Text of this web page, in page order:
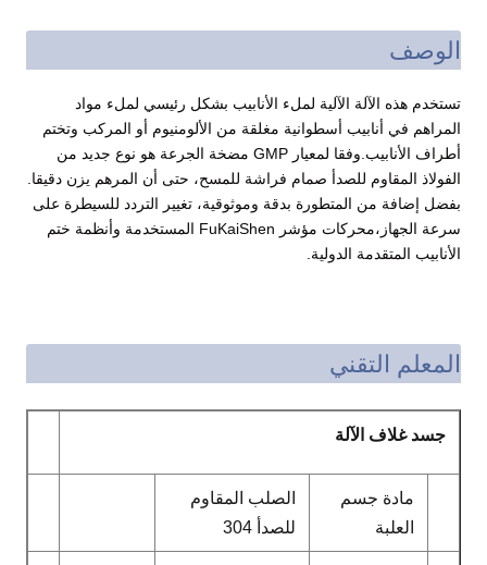
الوصف
تستخدم هذه الآلة الآلية لملء الأنابيب بشكل رئيسي لملء مواد
المراهم في أنابيب أسطوانية مغلقة من الألومنيوم أو المركب وتختم
أطراف الأنابيب.وفقا لمعيار GMP مضخة الجرعة هو نوع جديد من
الفولاذ المقاوم للصدأ صمام فراشة للمسح، حتى أن المرهم يزن دقيقا.
بفضل إضافة من المتطورة بدقة وموثوقية، تغيير التردد للسيطرة على
سرعة الجهاز،محركات مؤشر FuKaiShen المستخدمة وأنظمة ختم
الأنابيب المتقدمة الدولية.
المعلم التقني
جسد غلاف الآلة
مادة جسم
العلبة
الصلب المقاوم
للصدأ 304